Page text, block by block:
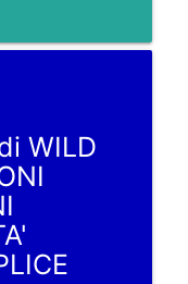
WILD